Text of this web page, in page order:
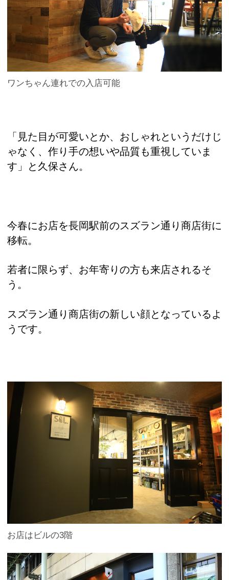
ワンちゃん連れでの入店可能
「見た目が可愛いとか、おしゃれというだけじ
ゃなく、作り手の想いや品質も重視していま
す」と久保さん。
今春にお店を長岡駅前のスズラン通り商店街に
移転。
若者に限らず、お年寄りの方も来店されるそ
う。
スズラン通り商店街の新しい顔となっているよ
うです。
お店はビルの3階